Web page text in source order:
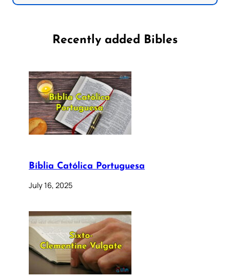
Recently added Bibles
Bíblia Católica Portuguesa
July 16, 2025